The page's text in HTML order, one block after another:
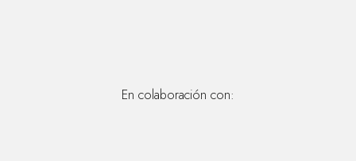
En colaboración con: